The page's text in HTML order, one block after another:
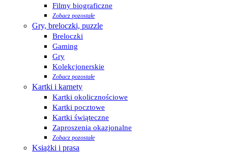
Filmy biograficzne
Zobacz pozostałe
Gry, breloczki, puzzle
Breloczki
Gaming
Gry
Kolekcjonerskie
Zobacz pozostałe
Kartki i karnety
Kartki okolicznościowe
Kartki pocztowe
Kartki świąteczne
Zaproszenia okazjonalne
Zobacz pozostałe
Książki i prasa